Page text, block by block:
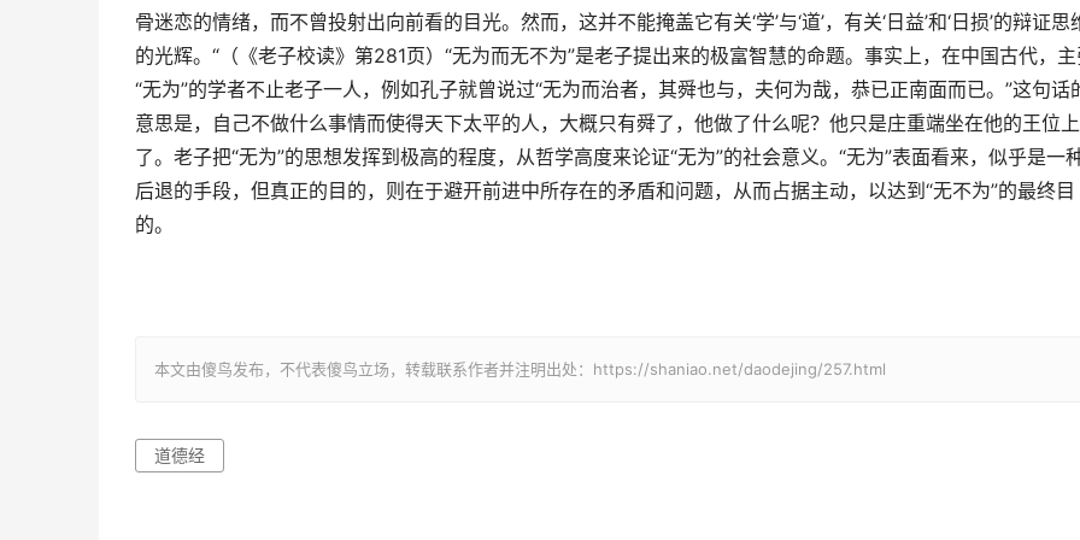
骨迷恋的情绪，而不曾投射出向前看的目光。然而，这并不能掩盖它有关‘学’与‘道’，有关‘日益’和‘日损’的辩证思
的光辉。“（《老子校读》第281页）“无为而无不为”是老子提出来的极富智慧的命题。事实上，在中国古代，
“无为”的学者不止老子一人，例如孔子就曾说过“无为而治者，其舜也与，夫何为哉，恭已正南面而已。”这句话
意思是，自己不做什么事情而使得天下太平的人，大概只有舜了，他做了什么呢？他只是庄重端坐在他的王位
了。老子把“无为”的思想发挥到极高的程度，从哲学高度来论证“无为”的社会意义。“无为”表面看来，似乎是一
后退的手段，但真正的目的，则在于避开前进中所存在的矛盾和问题，从而占据主动，以达到“无不为”的最终目
的。
本文由傻鸟发布，不代表傻鸟立场，转载联系作者并注明出处：https://shaniao.net/daodejing/257.html
道德经